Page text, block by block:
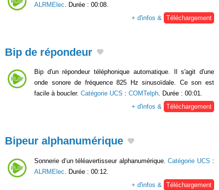
ALRMElec . Durée : 00:08.
+ d'infos &
Téléchargement
Bip de répondeur
Bip d'un répondeur téléphonique automatique. Il s'agit d'une
onde sonore de fréquence 825 Hz sinusoïdale. Ce son est
facile à boucler. Catégorie UCS : COMTelph. Durée : 00:01.
+ d'infos & Téléchargement
Bipeur alphanumérique
Sonnerie d’un téléavertisseur alphanumérique. Catégorie UCS :
ALRMElec . Durée : 00:12.
+ d'infos &
Téléchargement